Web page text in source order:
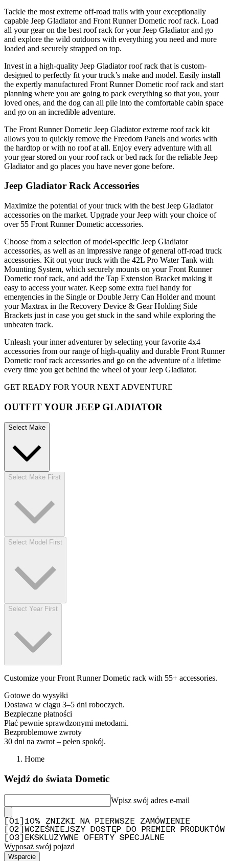
Tackle the most extreme off-road trails with your exceptionally
capable Jeep Gladiator and Front Runner Dometic roof rack. Load
all your gear on the best roof rack for your Jeep Gladiator and go
and explore the wild outdoors with everything you need and more
loaded and securely strapped on top.
Invest in a high-quality Jeep Gladiator roof rack that is custom-
designed to perfectly fit your truck’s make and model. Easily install
the expertly manufactured Front Runner Dometic roof rack and start
planning where you are going to pack everything so that you, your
loved ones, and the dog can all pile into the comfortable cabin space
and go on an incredible adventure.
The Front Runner Dometic Jeep Gladiator extreme roof rack kit
allows you to quickly remove the Freedom Panels and works with
the hardtop or with no roof at all. Enjoy every adventure with all
your gear stored on your roof rack or bed rack for the reliable Jeep
Gladiator and go places you have never gone before.
Jeep Gladiator Rack Accessories
Maximize the potential of your truck with the best Jeep Gladiator
accessories on the market. Upgrade your Jeep with your choice of
over 55 Front Runner Dometic accessories.
Choose from a selection of model-specific Jeep Gladiator
accessories, as well as an impressive range of general off-road truck
accessories. Kit out your truck with the 42L Pro Water Tank with
Mounting System, which securely mounts on your Front Runner
Dometic roof rack, and add the Tap Extension Bracket making it
easy to access your water. Keep some extra fuel handy for
emergencies in the Single or Double Jerry Can Holder and mount
your Maxtrax in the Recovery Device & Gear Holding Side
Brackets just in case you get stuck in the sand while exploring the
unbeaten track.
Unleash your inner adventurer by selecting your favorite 4x4
accessories from our range of high-quality and durable Front Runner
Dometic roof rack accessories and go on the adventure of a lifetime
every time you get behind the wheel of your Jeep Gladiator.
GET READY FOR YOUR NEXT ADVENTURE
OUTFIT YOUR JEEP GLADIATOR
Select Make
Select Make First
Select Model First
Select Year First
Customize your Front Runner Dometic rack with 55+ accessories.
Gotowe do wysyłki
Dostawa w ciągu 3–5 dni roboczych.
Bezpieczne płatności
Płać pewnie sprawdzonymi metodami.
Bezproblemowe zwroty
30 dni na zwrot – pełen spokój.
Home
Wejdź do świata Dometic
Wpisz swój adres e-mail
01
10% ZNIŻKI NA PIERWSZE ZAMÓWIENIE
02
WCZEŚNIEJSZY DOSTĘP DO PREMIER PRODUKTÓW
03 EKSKLUZYWNE OFERTY SPECJALNE
Wyposaż swój pojazd
Wsparcie